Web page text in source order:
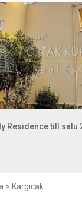
Residence till salu
> Kargıcak